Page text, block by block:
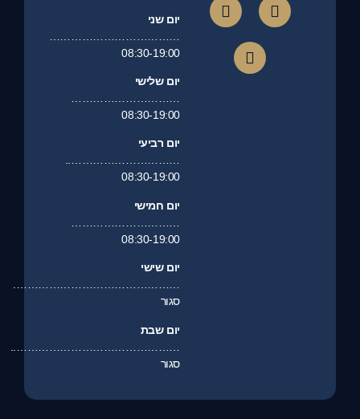
יום שני
08:30-19:00
יום שלישי
08:30-19:00
יום רביעי
…………………………..
08:30-19:00
יום חמישי
08:30-19:00
יום שישי
……………………………………….
סגור
יום שבת
סגור